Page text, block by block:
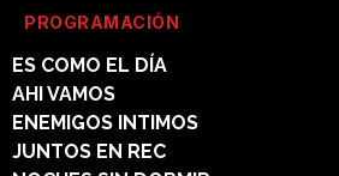
PROGRAMACIÓN
ES COMO EL DÍA
AHI VAMOS
ENEMIGOS INTIMOS
JUNTOS EN REC